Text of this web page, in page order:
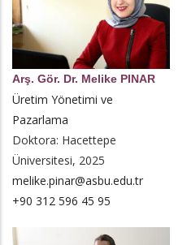
Arş. Gör. Dr. Melike PINAR
Üretim Yönetimi ve
Pazarlama
Doktora: Hacettepe
Üniversitesi, 2025
melike.pinar@asbu.edu.tr
+90 312 596 45 95